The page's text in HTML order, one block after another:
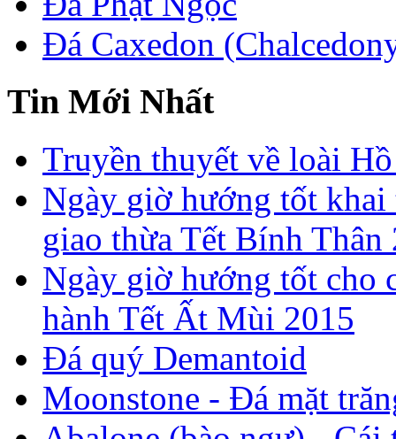
Đá Caxedon
Tin Mới Nhất
Truyền thuyết về loài
Ngày giờ hướng tốt
giao thừa Tết Bính Thân
Ngày giờ hướng tốt cho
hành Tết Ất Mùi 2015
Đá quý Demantoid
Moonstone - Đá mặt